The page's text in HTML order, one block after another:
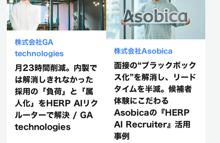
株式会社GA
technologies
月23時間削減。内製で
は解消しきれなかった
採用の「負荷」と「属
人化」をHERP AIリク
ルーターで解決 / GA
technologies
株式会社Asobica
面接の“ブラックボック
ス化”を解消し、リード
タイムを半減。候補者
体験にこだわる
Asobicaの『HERP
AI Recruiter』活用
事例